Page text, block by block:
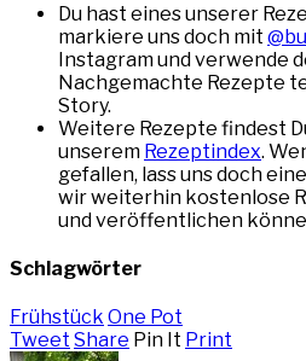
Du hast eines unserer
markiere uns doch mit
Instagram und verwende
Nachgemachte Rezepte
Story.
Weitere Rezepte findest
unserem Rezeptindex.
gefallen, lass uns doch
wir weiterhin kostenlose
und veröffentlichen
Schlagwörter
Frühstück One Pot
Tweet Share Pin It Print